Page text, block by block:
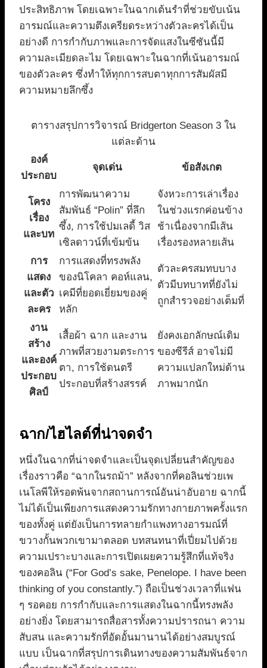
ประสิทธิภาพ โดยเฉพาะในฉากเต้นรำที่ช่วยขับเน้น
อารมณ์และความตึงเครียดระหว่างตัวละครได้เป็น
อย่างดี การกำกับภาพและการจัดแสงในซีซันนี้มี
ความละเมียดละไม โดยเฉพาะในฉากที่เน้นอารมณ์
ของตัวละคร ซึ่งทำให้ทุกการสบตาทุกการสัมผัสมี
ความหมายลึกซึ้ง
ตารางสรุปการวิจารณ์ Bridgerton Season 3 ใน
แต่ละด้าน
องค์
ประกอบ
จุดเด่น ข้อสังเกต
โครง
เรื่อง
และบท
การพัฒนาความ
สัมพันธ์ “Polin” ที่ลึก
ซึ้ง, การใช้ปมเลดี้ วิส
เซิลดาวน์ที่เข้มข้น
จังหวะการเล่าเรื่อง
ในช่วงแรกค่อนข้าง
ช้าเนื่องจากมีเส้น
เรื่องรองหลายเส้น
การ
แสดง
และตัว
ละคร
การแสดงที่ทรงพลัง
ของนิโคลา คอห์แลน,
เคมีที่ยอดเยี่ยมของคู่
หลัก
ตัวละครสมทบบาง
ตัวมีบทบาทที่ยังไม่
ถูกสำรวจอย่างเต็มที่
งาน
สร้าง
และองค์
ประกอบ
ศิลป์
เสื้อผ้า ฉาก และงาน
ภาพที่สวยงามตระการ
ตา, การใช้ดนตรี
ประกอบที่สร้างสรรค์
ยังคงเอกลักษณ์เดิม
ของซีรีส์ อาจไม่มี
ความแปลกใหม่ด้าน
ภาพมากนัก
ฉาก/ไฮไลต์ที่น่าจดจำ
หนึ่งในฉากที่น่าจดจำและเป็นจุดเปลี่ยนสำคัญของ
เรื่องราวคือ “ฉากในรถม้า” หลังจากที่คอลินช่วยเพ
เนโลพีให้รอดพ้นจากสถานการณ์อันน่าอับอาย ฉากนี้
ไม่ได้เป็นเพียงการแสดงความรักทางกายภาพครั้งแรก
ของทั้งคู่ แต่ยังเป็นการทลายกำแพงทางอารมณ์ที่
ขวางกั้นพวกเขามาตลอด บทสนทนาที่เปี่ยมไปด้วย
ความเปราะบางและการเปิดเผยความรู้สึกที่แท้จริง
ของคอลิน (“For God’s sake, Penelope. I have been
thinking of you constantly.”) ถือเป็นช่วงเวลาที่แฟน
ๆ รอคอย การกำกับและการแสดงในฉากนี้ทรงพลัง
อย่างยิ่ง โดยสามารถสื่อสารทั้งความปรารถนา ความ
สับสน และความรักที่อัดอั้นมานานได้อย่างสมบูรณ์
แบบ เป็นฉากที่สรุปการเดินทางของความสัมพันธ์จาก